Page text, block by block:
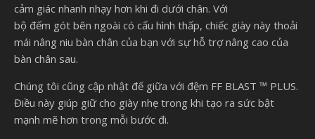
cảm giác nhanh nhạy hơn khi đi dưới chân. Với
bộ đếm gót bên ngoài có cấu hình thấp, chiếc giày này thoải
mái nâng niu bàn chân của bạn với sự hỗ trợ nâng cao của
bàn chân sau.
Chúng tôi cũng cập nhật đế giữa với đệm FF BLAST ™ PLUS.
Điều này giúp giữ cho giày nhẹ trong khi tạo ra sức bật
mạnh mẽ hơn trong mỗi bước đi.